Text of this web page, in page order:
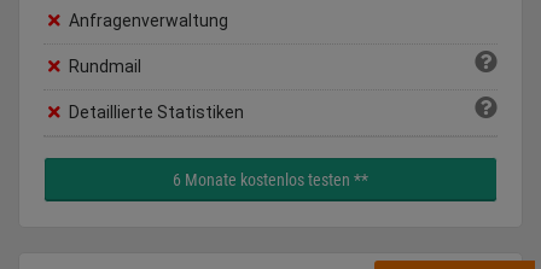
Anfragenverwaltung
Rundmail
Detaillierte Statistiken
6 Monate kostenlos testen **